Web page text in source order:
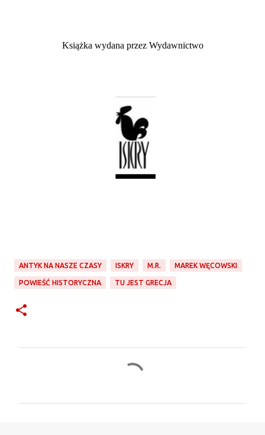
Książka wydana przez Wydawnictwo
ANTYK NA NASZE CZASY ISKRY M.R. MAREK WĘCOWSKI
POWIEŚĆ HISTORYCZNA TU JEST GRECJA